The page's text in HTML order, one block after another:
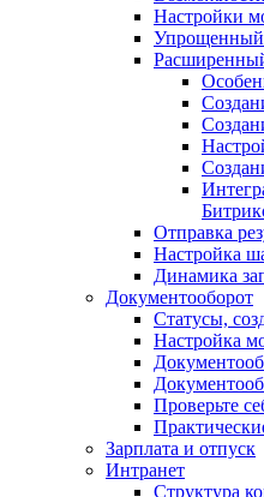
Настройки
Отправка
Настройка
Динамика
Документооборот
Статусы,
Настройка
Проверьте
Зарплата и отпуск
Интранет
Структура